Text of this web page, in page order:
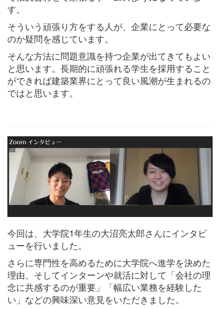
す。
そういう頑張り方をする人が、企業にとって必要な
のか疑問を感じています。
そんな方法に問題意識を持つ企業が出てきてもよい
と思います。長期的に頑張れる学生を採用すること
ができれば建築業界にとって良い風潮が生まれるの
ではと思います。
今回は、大学院1年生の大沼亮太郎さんにインタビ
ューを行いました。
さらに専門性を高めるために大学院へ進学を決めた
理由、そしてインターンや就活に対して「会社の理
念に共感するのが重要」「幅広い業務を経験した
い」などの興味深い意見をいただきました。